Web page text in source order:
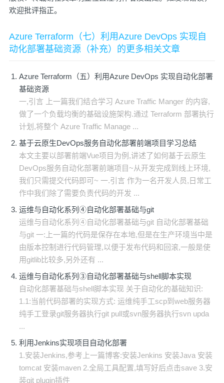
欢迎批评指正。
Azure Terraform（七）利用Azure DevOps 实现自
动化部署基础资源（补充）的更多相关文章
Azure Terraform（五）利用Azure DevOps 实现自动化部署
基础资源
一,引言 上一篇我们结合学习 Azure Traffic Manger 的内容,
做了一个负载均衡的基础设施架构.通过 Terraform 部署执行
计划,将整个 Azure Traffic Manage ...
基于云原生DevOps服务自动化部署前端项目学习总结
本文主要以部署前端Vue项目为例,讲述了如何基于云原生
DevOps服务自动化部署前端项目~从开发完成到线上环境,
我们只需提交代码即可~ 一.引言 作为一名开发人员,日常工
作中我们除了需要负责代码的开发 ...
运维与自动化系列④自动化部署基础与git
运维与自动化系列④自动化部署基础与git 自动化部署基础
与git 一:上一篇的代码是保存在本地,但是在生产环境当中是
由版本控制进行代码管理,以便于发布代码和回滚,一般是使
用gitlib比较多,另外还有 ...
运维与自动化系列③自动化部署基础与shell脚本实现
自动化部署基础与shell脚本实现 关于自动化的基础知识:
1.1:当前代码部署的实现方式: 运维纯手工scp到web服务器
纯手工登录git服务器执行git pull或svn服务器执行svn upda
...
利用Jenkins实现项目自动化部署
1.安装Jenkins,参考上一篇博客:安装Jenkins 安装Java 安装
tomcat 安装maven 2.全局工具配置,填写好后点击save 3.安
装git plugin插件